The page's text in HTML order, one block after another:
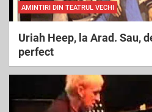
AMINTIRI DIN TEATRUL VECHI
Uriah Heep, la Arad. Sau,
perfect